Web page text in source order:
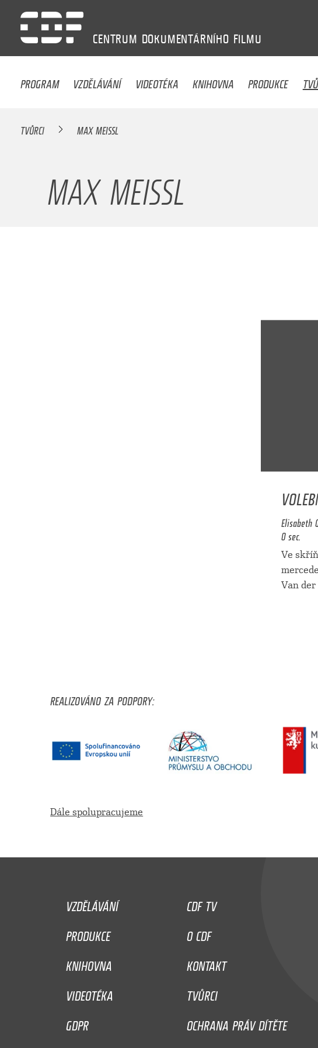
CENTRUM DOKUMENTÁRNÍHO FILMU
PROGRAM VZDĚLÁVÁNÍ VIDEOTÉKA KNIHOVNA PRODUKCE
TVŮRCI MAX MEISSL
MAX MEISSL
Elisabeth
0 sec.
Ve
Van
REALIZOVÁNO ZA PODPORY:
Dále spolupracujeme
VZDĚLÁVÁNÍ
CDF TV
PRODUKCE
O CDF
KNIHOVNA
KONTAKT
VIDEOTÉKA
TVŮRCI
GDPR
OCHRANA PRÁV DÍTĚTE